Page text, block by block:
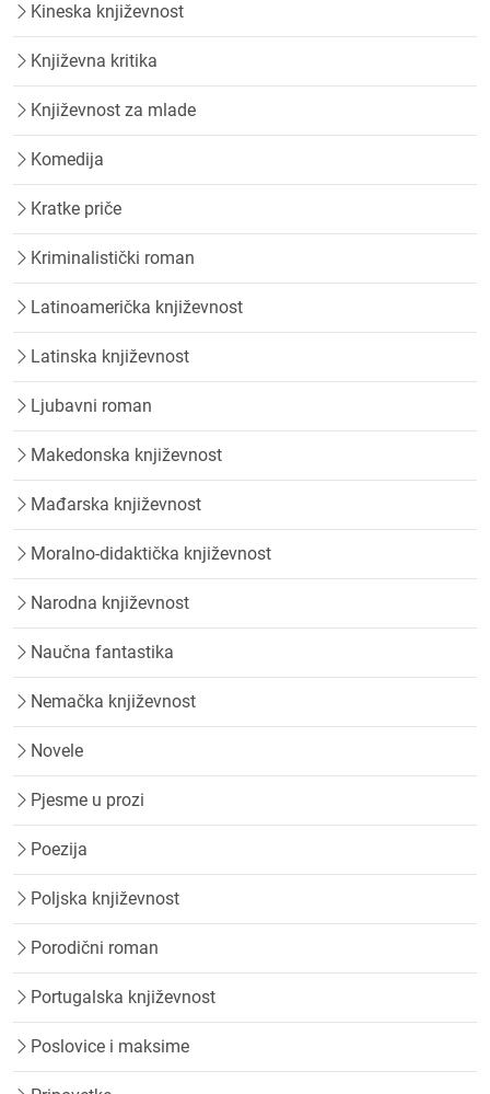
Kineska književnost
Književna kritika
Književnost za mlade
Komedija
Kratke priče
Kriminalistički roman
Latinoamerička književnost
Latinska književnost
Ljubavni roman
Makedonska književnost
Mađarska književnost
Moralno-didaktička književnost
Narodna književnost
Naučna fantastika
Nemačka književnost
Novele
Pjesme u prozi
Poezija
Poljska književnost
Porodični roman
Portugalska književnost
Poslovice i maksime